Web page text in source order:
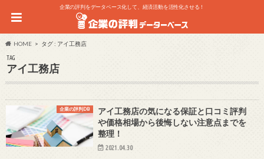
企業の評判をデータベース化して、経済活動を活性化させる！
HOME タグ : アイ工務店
TAG
アイ工務店
企業の評判DB
アイ工務店の気になる保証と口コミ評判
や価格相場から後悔しない注意点までを
整理！
2021.04.30